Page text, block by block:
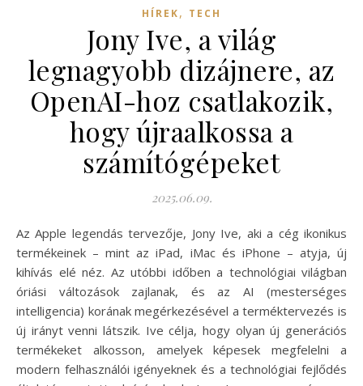
HÍREK, TECH
Jony Ive, a világ
legnagyobb dizájnere, az
OpenAI-hoz csatlakozik,
hogy újraalkossa a
számítógépeket
2025.06.09.
Az Apple legendás tervezője, Jony Ive, aki a cég ikonikus
termékeinek – mint az iPad, iMac és iPhone – atyja, új
kihívás elé néz. Az utóbbi időben a technológiai világban
óriási változások zajlanak, és az AI (mesterséges
intelligencia) korának megérkezésével a terméktervezés is
új irányt venni látszik. Ive célja, hogy olyan új generációs
termékeket alkosson, amelyek képesek megfelelni a
modern felhasználói igényeknek és a technológiai fejlődés